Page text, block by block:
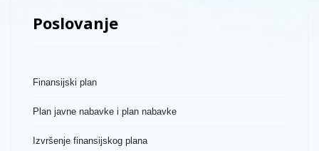
Poslovanje
Finansijski plan
Plan javne nabavke i plan nabavke
Izvršenje finansijskog plana